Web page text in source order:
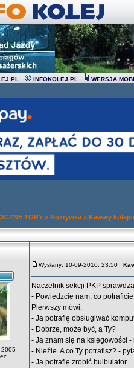
INFOKOLEJ.PL WERSJA
TORY » Rozrywka » Kawały
2005
Wysłany: 10-09-2010, 23:50
Naczelnik sekcji PKP
- Powiedzcie nam, co
Pierwszy mówi:
- Ja potrafię obsługiwać
- Dobrze, może być, a Ty?
- Ja znam się na księgowości -
- Nieźle. A co Ty potrafisz? -
- Ja potrafię zrobić bulbulator.